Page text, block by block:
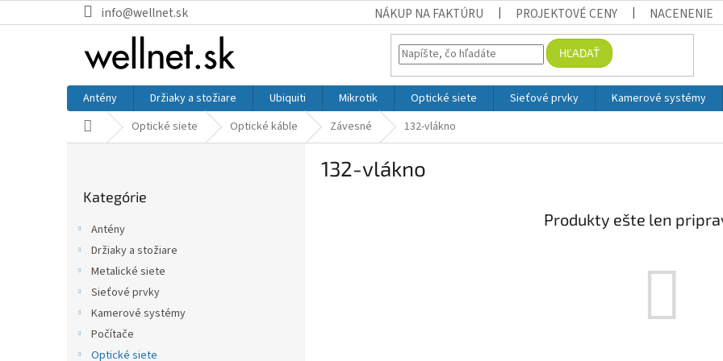
info@wellnet.sk NÁKUP NA FAKTÚRU PROJEKTOVÉ CENY NACENENIE
HĽADAŤ
Antény Držiaky a stožiare Ubiquiti Mikrotik Optické siete Sieťové prvky Kamerové systémy
Domov Optické siete Optické káble Závesné 132-vlákno
Kategórie
Antény
Držiaky a stožiare
Metalické siete
Sieťové prvky
Kamerové systémy
Počítače
Optické siete
132-vlákno
Produkty ešte len